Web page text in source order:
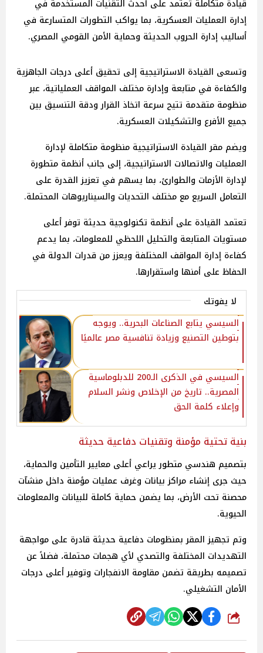
قيادة متكاملة تعتمد على أحدث التقنيات المستخدمة في
إدارة العمليات العسكرية، بما يواكب التطورات المتسارعة في
أساليب إدارة الحروب الحديثة وحماية الأمن القومي المصري.
وتسعى القيادة الاستراتيجية إلى تحقيق أعلى درجات الجاهزية
والكفاءة في متابعة وإدارة مختلف المواقف العملياتية، عبر
منظومة متقدمة تتيح سرعة اتخاذ القرار ودقة التنسيق بين
جميع الأفرع والتشكيلات العسكرية.
ويضم مقر القيادة الاستراتيجية منظومة متكاملة لإدارة
العمليات والاتصالات الاستراتيجية، إلى جانب أنظمة متطورة
لإدارة الأزمات والطوارئ، بما يسهم في تعزيز القدرة على
التعامل السريع مع مختلف التحديات والسيناريوهات المحتملة.
تعتمد القيادة على أنظمة تكنولوجية حديثة توفر أعلى
مستويات المتابعة والتحليل اللحظي للمعلومات، بما يدعم
كفاءة إدارة المواقف المختلفة ويعزز من قدرات الدولة في
الحفاظ على أمنها واستقرارها.
لا يفوتك
السيسي يتابع الصناعات البحرية.. ويوجه
بتوطين التصنيع وزيادة تنافسية مصر عالميًا
السيسي في الذكرى الـ200 للدبلوماسية
المصرية.. تاريخ من الإخلاص ونشر السلام
وإعلاء كلمة الحق
بنية تحتية مؤمنة وتقنيات دفاعية حديثة
بتصميم هندسي متطور يراعي أعلى معايير التأمين والحماية،
حيث جرى إنشاء مراكز بيانات وغرف عمليات مؤمنة داخل منشآت
محصنة تحت الأرض، بما يضمن حماية كاملة للبيانات والمعلومات
الحيوية.
وتم تجهيز المقر بمنظومات دفاعية حديثة قادرة على مواجهة
التهديدات المختلفة والتصدي لأي هجمات محتملة، فضلاً عن
تصميمه بطريقة تضمن مقاومة الانفجارات وتوفير أعلى درجات
الأمان التشغيلي.
شارك